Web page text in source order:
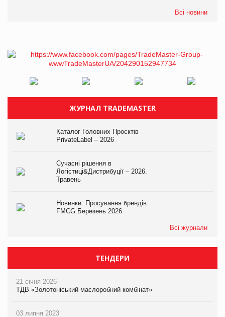
Всі новини
ЖУРНАЛ TRADEMASTER
Каталог Головних Проєктів
PrivateLabel – 2026
Сучасні рішення в
Логістиці&Дистрибуції – 2026.
Травень
Новинки. Просування брендів
FMCG.Березень 2026
Всі журнали
ТЕНДЕРИ
21 січня 2026
ТДВ «Золотоніський маслоробний комбінат»
03 липня 2023